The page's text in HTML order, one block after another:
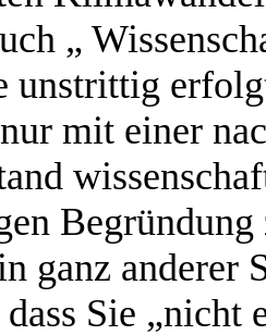
„
unstrittig
mit einer
ganz anderer
Sie „nicht